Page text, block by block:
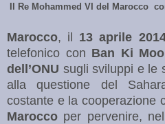
Il Re Mohammed VI del Marocco
Marocco, il 13 aprile
telefonico con Ban Ki
dell’ONU sugli sviluppi e le
alla questione del
costante e la cooperazione
Marocco per pervenire,